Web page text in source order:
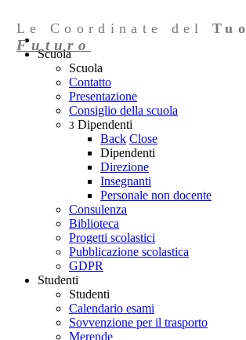
Le Coordinate delTuo
Futuro
Scuola
Scuola
Contatto
Presentazione
Consiglio della scuola
3 Dipendenti
Back Close
Dipendenti
Direzione
Insegnanti
Personale non docente
Consulenza
Biblioteca
Progetti scolastici
Pubblicazione scolastica
GDPR
Studenti
Studenti
Calendario esami
Sovvenzione per il trasporto
Merende